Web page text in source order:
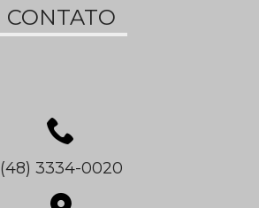
CONTATO
(48) 3334-0020